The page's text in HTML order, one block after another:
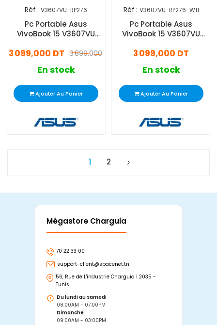
Réf : V3607VU-RP276
Pc Portable Asus
VivoBook 15 V3607VU
RTX 40503 899,000 DT
3 099,000 DT
En stock
Ajouter Au Panier
Réf : V3607VU-RP276-W11
Pc Portable Asus
VivoBook 15 V3607VU
RTX 4050 Windows 11
3 099,000 DT
En stock
Ajouter Au Panier
1 2
Mégastore Charguia
70 22 33 00
support-client@spacenet.tn
56, Rue de L'industrie Charguia I 2035 -
Tunis
Du lundi au samedi
08:00AM - 07:00PM
Dimanche
09:00AM - 03:00PM